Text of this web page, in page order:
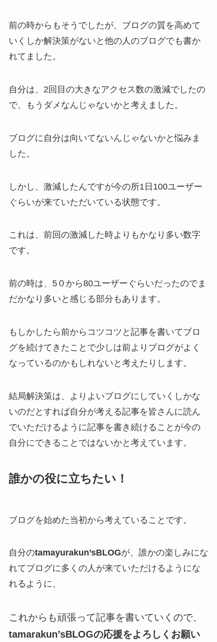
前の時からもそうでしたが、ブログの質を高めて
いくしか解決策がないと他の人のブログでも書か
れてました。
自分は、2回目の大きなアクセス数の激減でしたの
で、もうダメなんじゃないかと考えました。
ブログに自分は向いてないんじゃないかと悩みま
した。
しかし、激減したんですが今の所1日100ユーザー
ぐらいが来ていただいている状態です。
これは、前回の激減した時よりもかなり多い数字
です。
前の時は、5０から80ユーザーぐらいだったのでま
だかなり多いと感じる部分もあります。
もしかしたら前からコツコツと記事を書いてブロ
グを続けてきたことで少しは前よりブログがよく
なっているのかもしれないと考えたりします。
結局解決策は、よりよいブログにしていくしかな
いのだとすれば自分が考える記事を皆さんに読ん
でいただけるように記事を書き続けることが今の
自分にできることではないかと考えています。
誰かの役に立ちたい！
ブログを始めた当初から考えていることです。
自分のtamayurakun’sBLOGが、誰かの楽しみにな
れてブログに多くの人が来ていただけるようにな
れるように、
これからも頑張って記事を書いていくので、
tamarakun’sBLOGの応援をよろしくお願い